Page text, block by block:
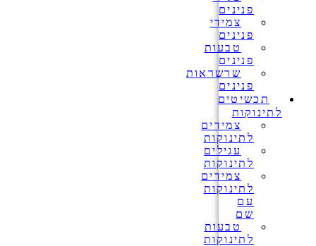
פנינים
צמידי
פנינים
טבעות
פנינים
שרשראות
פנינים
תכשיטים
לתינוקות
צמידים
לתינוקות
עגילים
לתינוקות
צמידים
לתינוקות
עם
שם
טבעות
לתינוקות